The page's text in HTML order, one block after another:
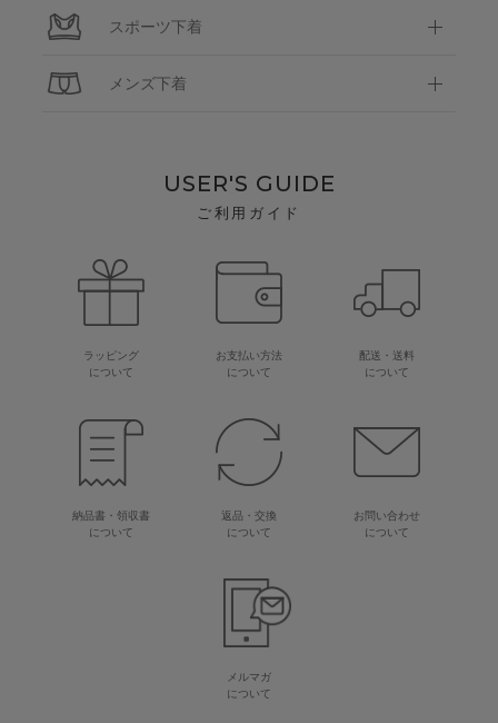
スポーツ下着
メンズ下着
USER'S GUIDE
ご利用ガイド
ラッピング
について
お支払い方法
について
配送・送料
について
納品書・領収書
について
返品・交換
について
お問い合わせ
について
メルマガ
について